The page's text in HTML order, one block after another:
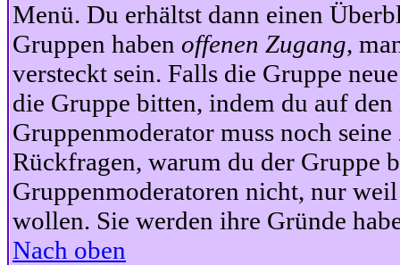
Menü. Du erhältst dann einen
Gruppen haben offenen Zugang,
versteckt sein. Falls die Gruppe
die Gruppe bitten, indem du auf
Gruppenmoderator muss noch
Rückfragen, warum du der Gruppe
Gruppenmoderatoren nicht, nur
wollen. Sie werden ihre Gründe
Nach oben